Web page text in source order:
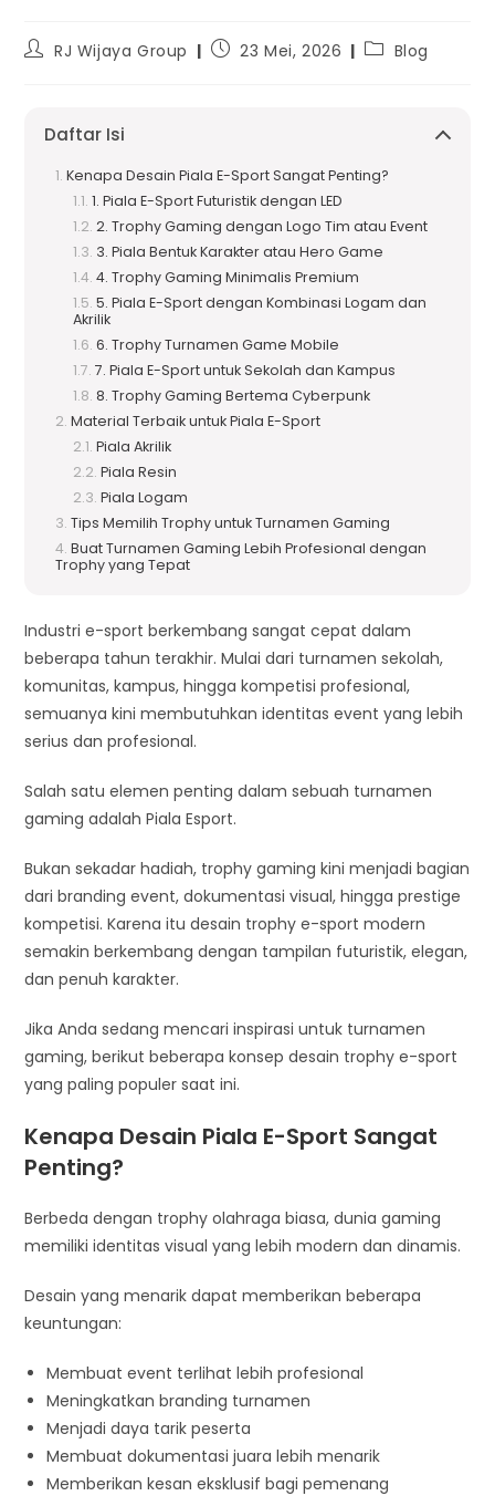
RJ Wijaya Group 23 Mei, 2026 Blog
Daftar Isi
Kenapa Desain Piala E-Sport Sangat Penting?
1. Piala E-Sport Futuristik dengan LED
2. Trophy Gaming dengan Logo Tim atau Event
3. Piala Bentuk Karakter atau Hero Game
4. Trophy Gaming Minimalis Premium
5. Piala E-Sport dengan Kombinasi Logam dan
Akrilik
6. Trophy Turnamen Game Mobile
7. Piala E-Sport untuk Sekolah dan Kampus
8. Trophy Gaming Bertema Cyberpunk
Material Terbaik untuk Piala E-Sport
Piala Akrilik
Piala Resin
Piala Logam
Tips Memilih Trophy untuk Turnamen Gaming
Buat Turnamen Gaming Lebih Profesional dengan
Trophy yang Tepat
Industri e-sport berkembang sangat cepat dalam
beberapa tahun terakhir. Mulai dari turnamen sekolah,
komunitas, kampus, hingga kompetisi profesional,
semuanya kini membutuhkan identitas event yang lebih
serius dan profesional.
Salah satu elemen penting dalam sebuah turnamen
gaming adalah Piala Esport.
Bukan sekadar hadiah, trophy gaming kini menjadi bagian
dari branding event, dokumentasi visual, hingga prestige
kompetisi. Karena itu desain trophy e-sport modern
semakin berkembang dengan tampilan futuristik, elegan,
dan penuh karakter.
Jika Anda sedang mencari inspirasi untuk turnamen
gaming, berikut beberapa konsep desain trophy e-sport
yang paling populer saat ini.
Kenapa Desain Piala E-Sport Sangat
Penting?
Berbeda dengan trophy olahraga biasa, dunia gaming
memiliki identitas visual yang lebih modern dan dinamis.
Desain yang menarik dapat memberikan beberapa
keuntungan:
Membuat event terlihat lebih profesional
Meningkatkan branding turnamen
Menjadi daya tarik peserta
Membuat dokumentasi juara lebih menarik
Memberikan kesan eksklusif bagi pemenang